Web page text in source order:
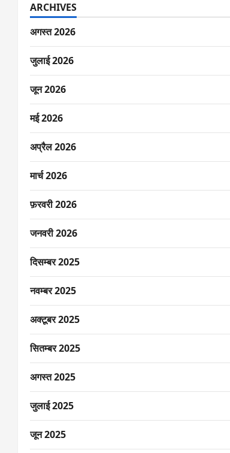
ARCHIVES
अगस्त 2026
जुलाई 2026
जून 2026
मई 2026
अप्रैल 2026
मार्च 2026
फ़रवरी 2026
जनवरी 2026
दिसम्बर 2025
नवम्बर 2025
अक्टूबर 2025
सितम्बर 2025
अगस्त 2025
जुलाई 2025
जून 2025